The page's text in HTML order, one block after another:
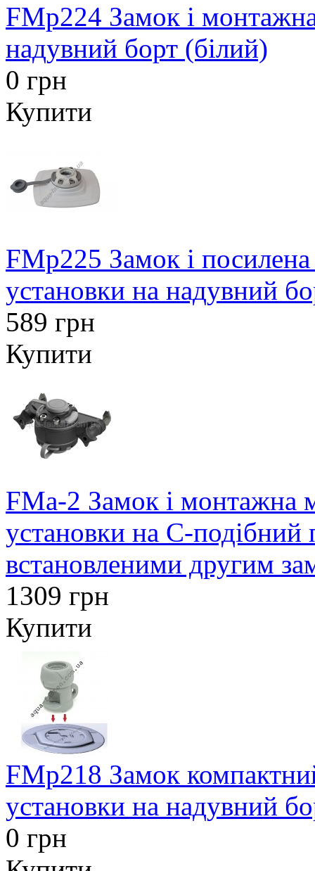
FMp224 Замок і
надувний борт (білий)
0 грн
Купити
FMp225 Замок і
установки на надувний
589 грн
Купити
FMa-2 Замок і монтажна
установки на С-подібний
встановленими другим
1309 грн
Купити
FMp218 Замок
установки на надувний
0 грн